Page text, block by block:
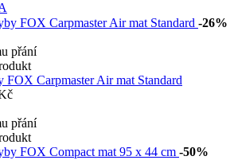
-26%
přání
FOX Carpmaster Air mat Standard
přání
-50%